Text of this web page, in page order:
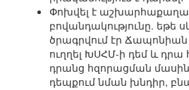
Փոխվել է
բովանդակությունը. եթե
ծրագրվում էր
ուղղել ԽՍՀՄ-ի դեմ և դրա
դրանց հզորացման
դեպքում նման խնդիր,